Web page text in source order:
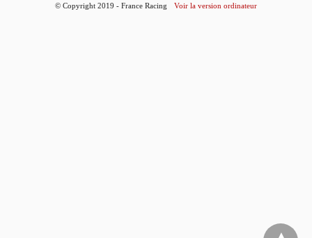
© Copyright 2019 - France Racing Voir la version ordinateur